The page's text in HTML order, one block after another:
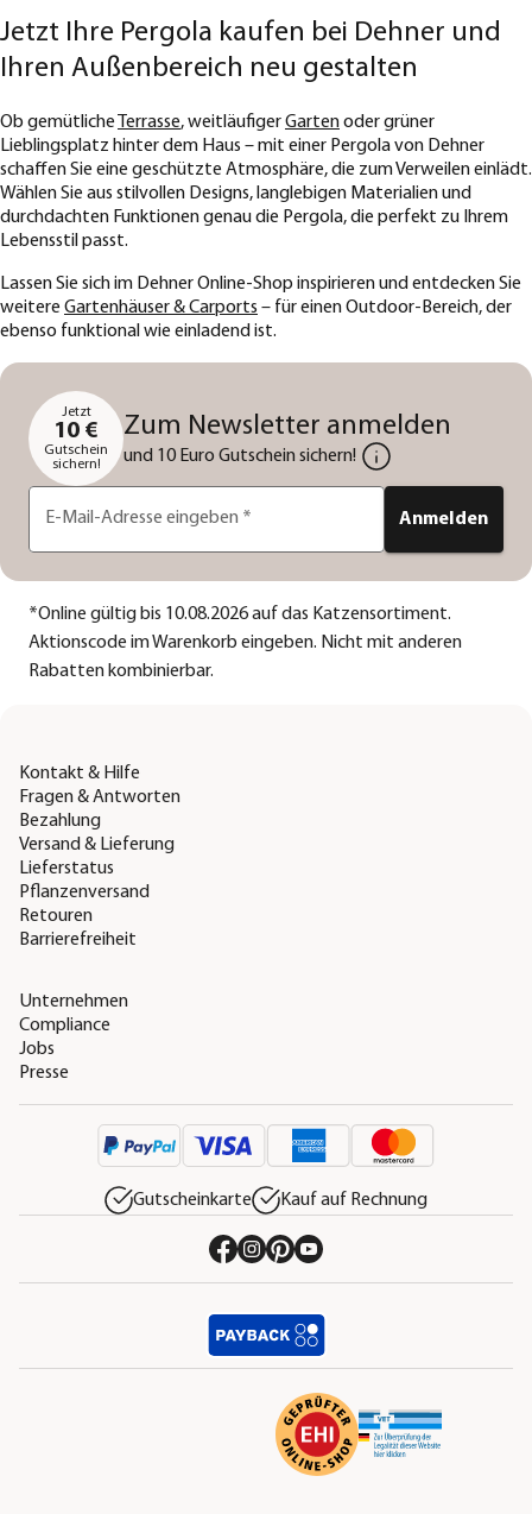
Jetzt Ihre Pergola kaufen bei Dehner und
Ihren Außenbereich neu gestalten
Ob gemütliche Terrasse, weitläufigerGartenoder grüner
Lieblingsplatz hinter dem Haus – mit einer Pergola von Dehner
schaffen Sie eine geschützte Atmosphäre, die zum Verweilen einlädt.
Wählen Sie aus stilvollen Designs, langlebigen Materialien und
durchdachten Funktionen genau die Pergola, die perfekt zu Ihrem
Lebensstil passt.
Lassen Sie sich im Dehner Online-Shop inspirieren und entdecken Sie
weitere Gartenhäuser & Carports – für einen Outdoor-Bereich, der
ebenso funktional wie einladend ist.
Jetzt
10 €
Gutschein
sichern!
Zum Newsletter anmelden
und 10 Euro Gutschein sichern!
E-Mail-Adresse eingeben * Anmelden
*Online gültig bis 10.08.2026 auf das Katzensortiment.
Aktionscode im Warenkorb eingeben. Nicht mit anderen
Rabatten kombinierbar.
Kontakt & Hilfe
Fragen & Antworten
Bezahlung
Versand & Lieferung
Lieferstatus
Pflanzenversand
Retouren
Barrierefreiheit
Unternehmen
Compliance
Jobs
Presse
Gutscheinkarte Kauf auf Rechnung